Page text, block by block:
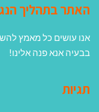
האתר בתהליך
אנו עושים כל מאמץ
בבעיה אנא פנה אלינו!
תגיות